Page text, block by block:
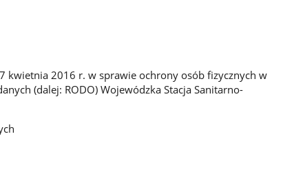
kwietnia 2016 r. w sprawie ochrony osób fizycznych w
(dalej: RODO) Wojewódzka Stacja Sanitarno-